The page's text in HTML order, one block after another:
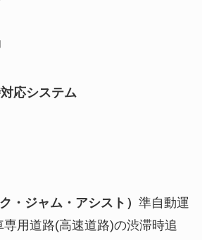
応システム
・ジャム・アシスト） 準自動運
用道路(高速道路)の渋滞時追